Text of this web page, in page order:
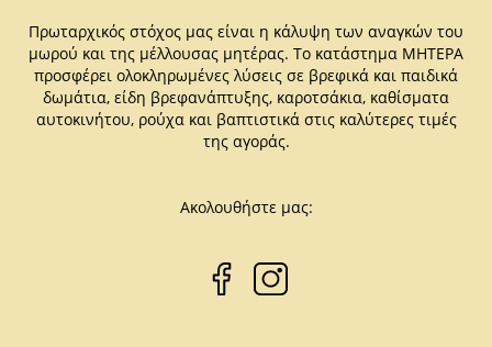
Πρωταρχικός στόχος μας είναι η κάλυψη των αναγκών του
μωρού και της μέλλουσας μητέρας. Το κατάστημα ΜΗΤΕΡΑ
προσφέρει ολοκληρωμένες λύσεις σε βρεφικά και παιδικά
δωμάτια, είδη βρεφανάπτυξης, καροτσάκια, καθίσματα
αυτοκινήτου, ρούχα και βαπτιστικά στις καλύτερες τιμές
της αγοράς.
Ακολουθήστε μας: